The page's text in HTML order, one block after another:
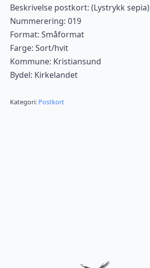
Beskrivelse postkort: (Lystrykk sepia)
Nummerering: 019
Format: Småformat
Farge: Sort/hvit
Kommune: Kristiansund
Bydel: Kirkelandet
Kategori: Postkort